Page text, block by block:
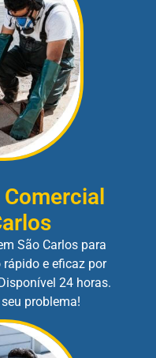
São Carlos para
e eficaz por
24 horas.
problema!